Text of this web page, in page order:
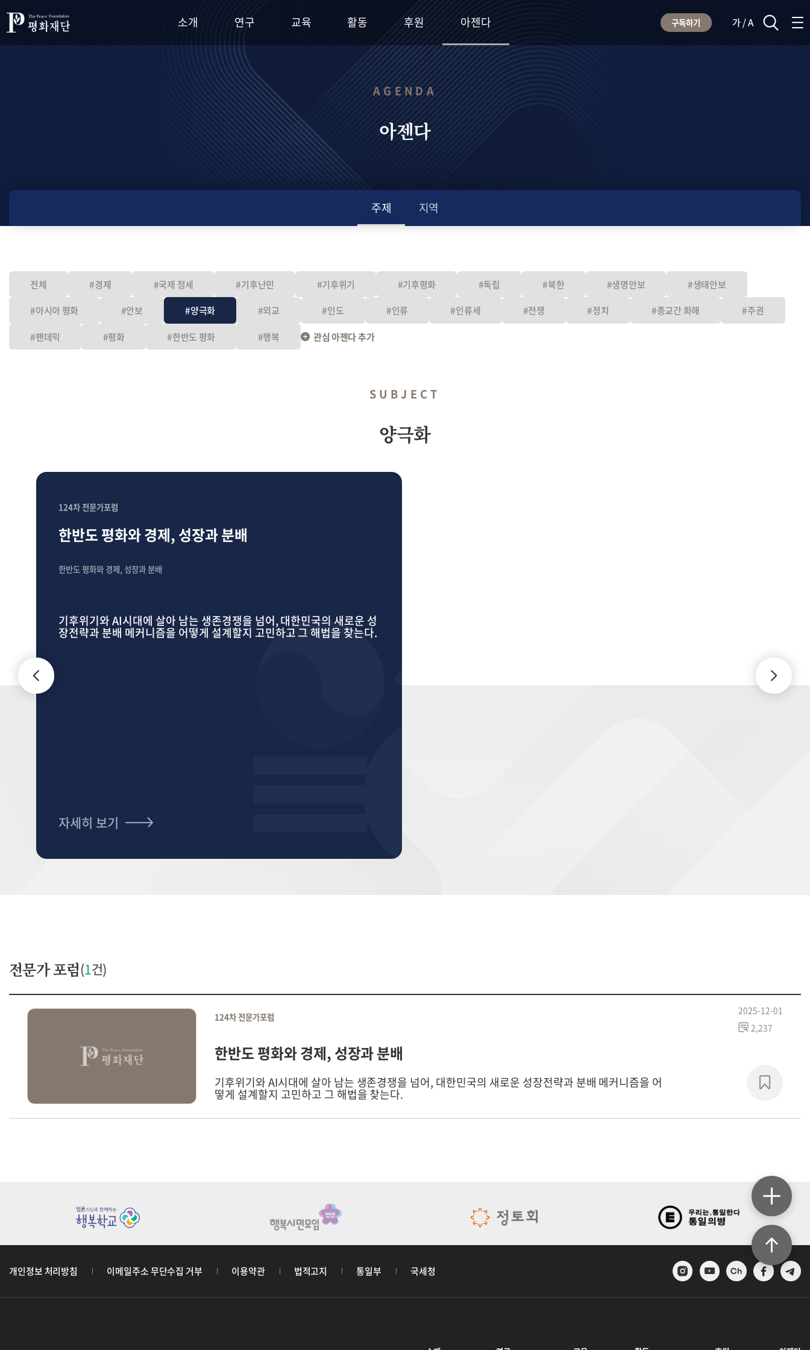
소개 연구 교육 활동 후원 아젠다 구독하기 가 / A
AGENDA
아젠다
주제 지역
전체 #경제 #국제 정세 #기후난민 #기후위기 #기후평화 #독립 #북한 #생명안보
#생태안보
#아시아 평화
#안보 #양극화 #외교 #인도 #인류 #인류세 #전쟁 #정치 #종교간 화해
#주권
#팬데믹
#평화 #한반도 평화 #행복 관심 아젠다 추가
SUBJECT
양극화
124차 전문가포럼
한반도 평화와 경제, 성장과 분배
한반도 평화와 경제, 성장과 분배
기후위기와 AI시대에 살아 남는 생존경쟁을 넘어, 대한민국의 새로운 성
장전략과 분배 메커니즘을 어떻게 설계할지 고민하고 그 해법을 찾는다.
자세히 보기
전문가 포럼(1건)
124차 전문가포럼
한반도 평화와 경제, 성장과 분배
기후위기와 AI시대에 살아 남는 생존경쟁을 넘어, 대한민국의 새로운 성장전략과 분배 메커니즘을 어
떻게 설계할지 고민하고 그 해법을 찾는다.
2025-12-01
2,237
개인정보 처리방침 이메일주소 무단수집 거부 이용약관 법적고지 통일부 국세청